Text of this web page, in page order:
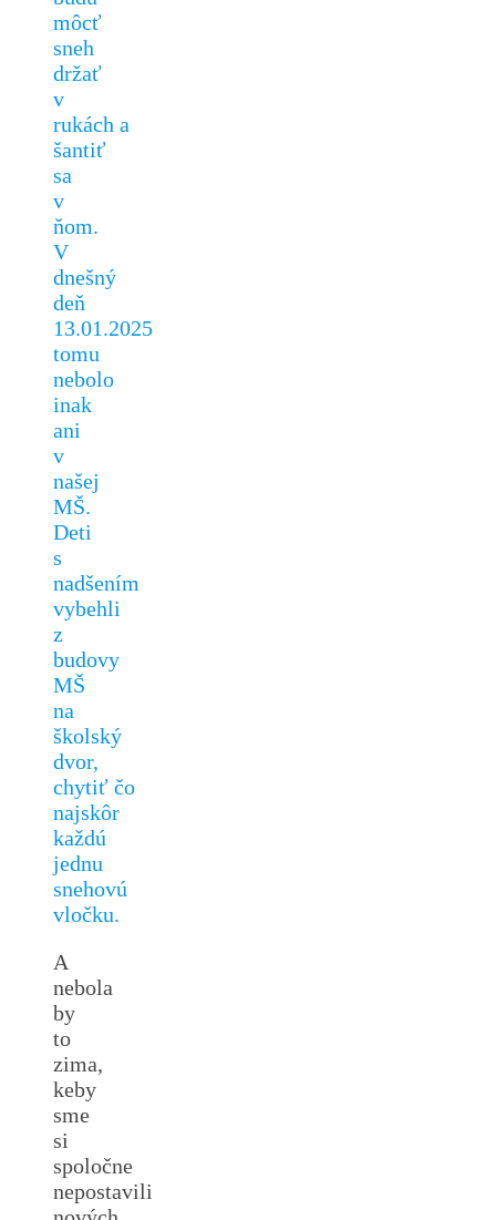
môcť
sneh
držať
v
rukách a
šantiť
sa
v
ňom.
V
dnešný
deň
13.01.2025
tomu
nebolo
inak
ani
v
našej
MŠ.
Deti
s
nadšením
vybehli
z
budovy
MŠ
na
školský
dvor,
chytiť čo
najskôr
každú
jednu
snehovú
vločku.
A
nebola
by
to
zima,
keby
sme
si
spoločne
nepostavili